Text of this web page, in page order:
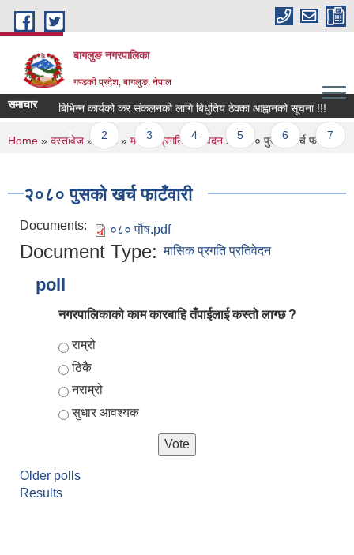
Skip to main content
बागलुङ नगरपालिका
गण्डकी प्रदेश, बागलुङ, नेपाल
समाचार बिभिन्न कार्यको कर संकलनको लागि बिधुतिय ठेक्का आह्वानको सूचना !!!
Pages
1 3 4 5 6 7
You are here
Home » दस्तावेज » रिपोर्ट» मासिक प्रगति प्रतिवेदन » २०८० पुसको खर्च फाटँवारी
२०८० पुसको खर्च फाटँवारी
Documents: ०८० पौष.pdf
Document Type: मासिक प्रगति प्रतिवेदन
poll
नगरपालिकाको काम कारबाहि तँपाईलाई कस्तो लाग्छ ?
Choices
राम्रो
ठिकै
नराम्रो
सुधार आवश्यक
Older polls
Results